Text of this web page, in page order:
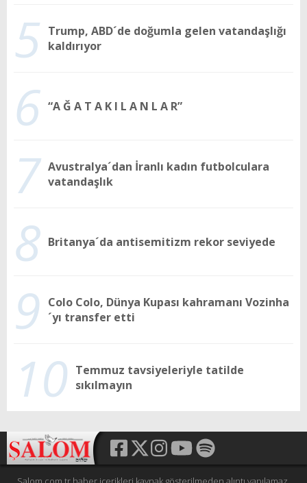
5 Trump, ABD´de doğumla gelen vatandaşlığı
kaldırıyor
6 “A Ğ A T A K I L A N L A R”
7 Avustralya´dan İranlı kadın futbolculara
vatandaşlık
8 Britanya´da antisemitizm rekor seviyede
9
Colo Colo, Dünya Kupası kahramanı Vozinha
´yı transfer etti
10 Temmuz tavsiyeleriyle tatilde
sıkılmayın